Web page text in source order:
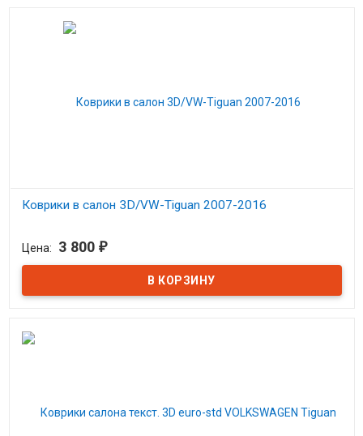
Коврики в салон 3D/VW-Tiguan 2007-2016
Цена: 3 800 ₽